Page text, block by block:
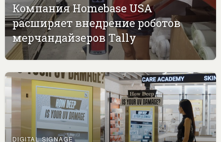
Компания Homebase USA
расширяет внедрение роботов
мерчандайзеров Tally
DIGITAL SIGNAGE